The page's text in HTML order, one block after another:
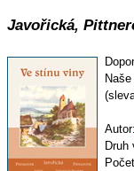
Javořická,
Autor:
Druh